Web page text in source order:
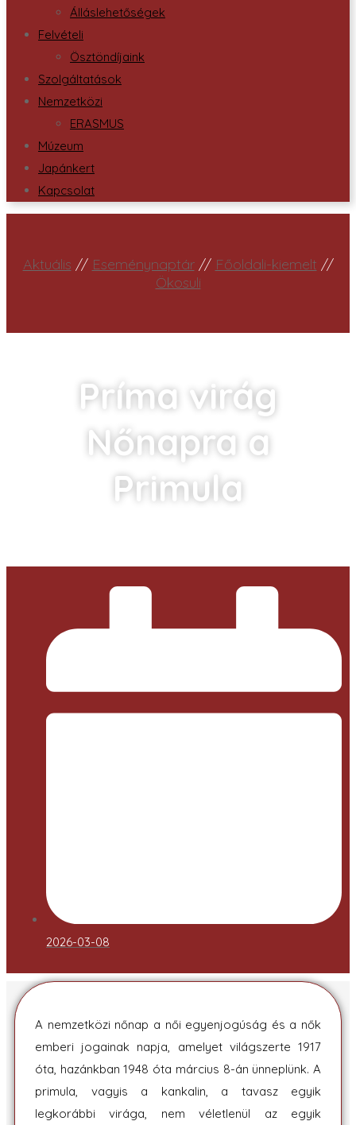
Álláslehetőségek
Felvételi
Ösztöndíjaink
Szolgáltatások
Nemzetközi
ERASMUS
Múzeum
Japánkert
Kapcsolat
Aktuális // Eseménynaptár// Főoldali-kiemelt //
Ökosuli
Príma virág
Nőnapra a
Primula
2026-03-08
A nemzetközi nőnap a női egyenjogúság és a nők
emberi jogainak napja, amelyet világszerte 1917
óta, hazánkban 1948 óta március 8-án ünneplünk. A
primula, vagyis a kankalin, a tavasz egyik
legkorábbi virága, nem véletlenül az egyik